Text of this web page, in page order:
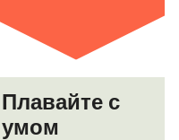
Плавайте с
умом